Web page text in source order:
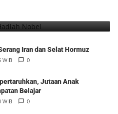
Hadiah Nobel
Iran dan Selat Hormuz
WIB 0
Jutaan Anak
Belajar
WIB 0